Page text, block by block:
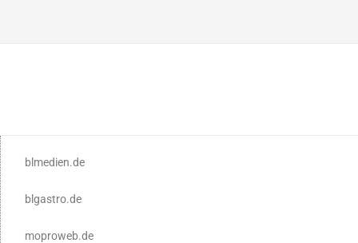
blmedien.de
blgastro.de
moproweb.de